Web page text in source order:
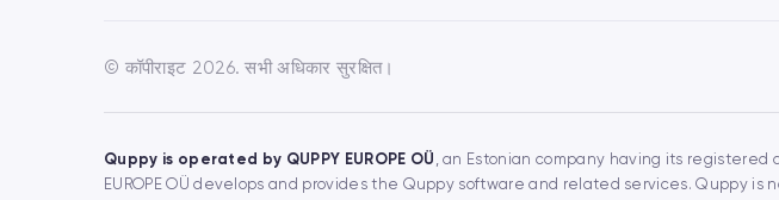
© कॉपीराइट 2026. सभी अधिकार सुरक्षित।
Quppy is operated by QUPPY EUROPE OÜ , an Estonian company having its registered
EUROPE OÜ develops and provides the Quppy software and related services. Quppy